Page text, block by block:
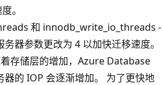
。
和 innodb_write_io_threads -
器参数更改为 4 以加快迁移速度。
存储层的增加，Azure Database
的 IOP 会逐渐增加。 为了更快地